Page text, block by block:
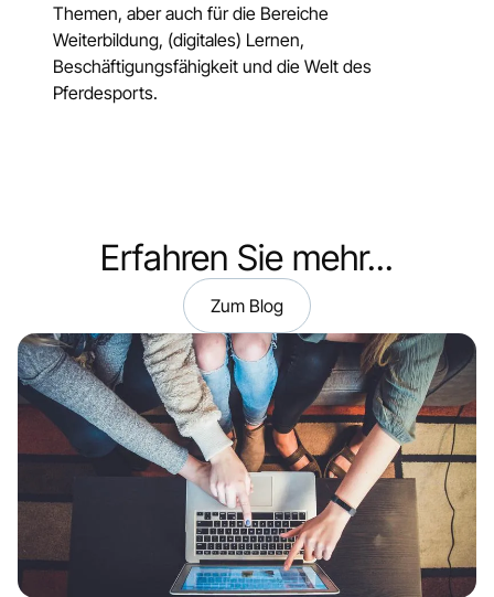
Themen, aber auch für die Bereiche
Weiterbildung, (digitales) Lernen,
Beschäftigungsfähigkeit und die Welt des
Pferdesports.
Erfahren Sie mehr...
Zum Blog